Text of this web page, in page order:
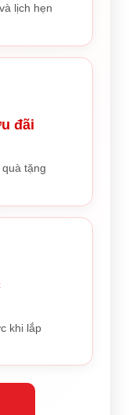
lịch hẹn
đãi
tặng
khi lắp